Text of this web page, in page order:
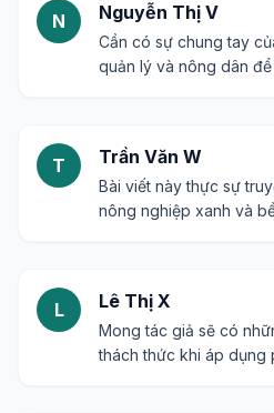
N Nguyễn Thị V
Cần có sự chung tay
quản lý và nông dân
T Trần Văn W
Bài viết này thực sự
nông nghiệp xanh và
L Lê Thị X
Mong tác giả sẽ có
thách thức khi áp dụng